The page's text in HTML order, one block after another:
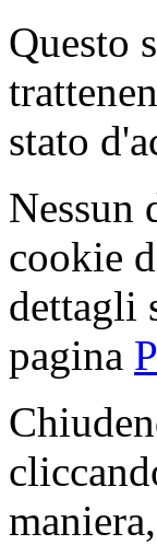
Questo
stato
Nessun
cookie
dettagli
pagina